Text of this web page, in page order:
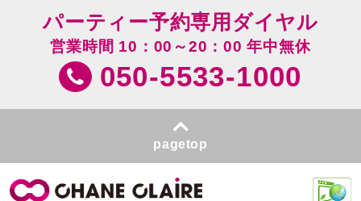
パーティー予約専用ダイヤル
営業時間 10：00～20：00 年中無休
050-5533-1000
pagetop